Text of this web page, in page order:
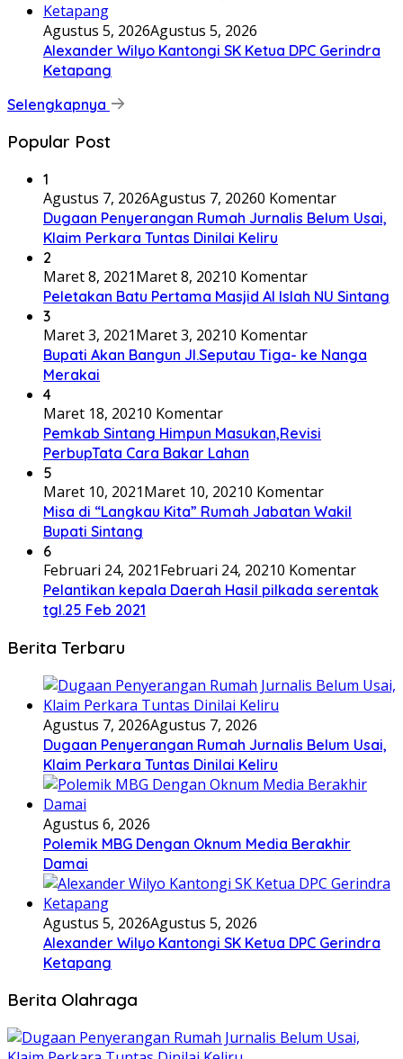
Agustus 5, 2026Agustus 5, 2026
Alexander Wilyo Kantongi SK Ketua DPC Gerindra
Ketapang
Selengkapnya
Popular Post
1
Agustus 7, 2026Agustus 7, 20260 Komentar
Dugaan Penyerangan Rumah Jurnalis Belum Usai,
Klaim Perkara Tuntas Dinilai Keliru
2
Maret 8, 2021Maret 8, 20210 Komentar
Peletakan Batu Pertama Masjid Al Islah NU Sintang
3
Maret 3, 2021Maret 3, 20210 Komentar
Bupati Akan Bangun Jl.Seputau Tiga- ke Nanga
Merakai
4
Maret 18, 20210 Komentar
Pemkab Sintang Himpun Masukan,Revisi
PerbupTata Cara Bakar Lahan
5
Maret 10, 2021Maret 10, 20210 Komentar
Misa di “Langkau Kita” Rumah Jabatan Wakil
Bupati Sintang
6
Februari 24, 2021Februari 24, 20210 Komentar
Pelantikan kepala Daerah Hasil pilkada serentak
tgl.25 Feb 2021
Berita Terbaru
Agustus 7, 2026Agustus 7, 2026
Dugaan Penyerangan Rumah Jurnalis Belum Usai,
Klaim Perkara Tuntas Dinilai Keliru
Agustus 6, 2026
Polemik MBG Dengan Oknum Media Berakhir
Damai
Agustus 5, 2026Agustus 5, 2026
Alexander Wilyo Kantongi SK Ketua DPC Gerindra
Ketapang
Berita Olahraga